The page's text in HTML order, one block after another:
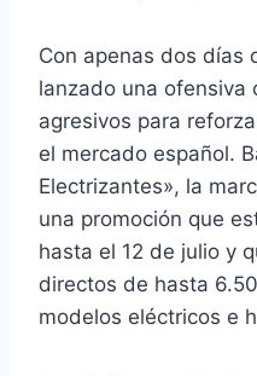
Con apenas dos días
lanzado una ofensiva
agresivos para
el mercado español.
Electrizantes», la
una promoción que
hasta el 12 de julio y
directos de hasta
modelos eléctricos e